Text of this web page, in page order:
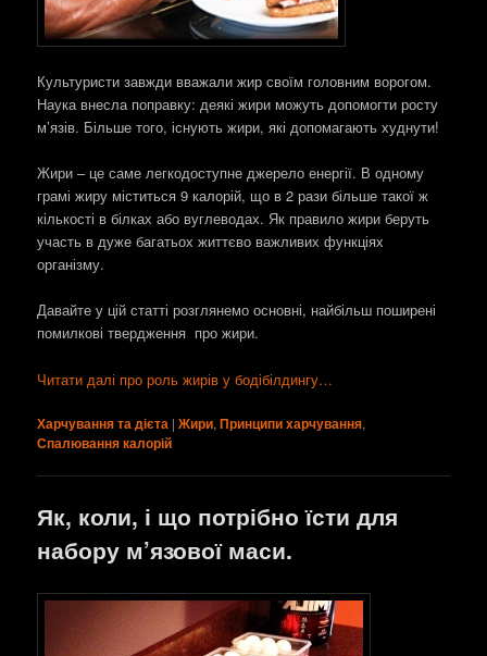
Культуристи завжди вважали жир своїм головним ворогом.
Наука внесла поправку: деякі жири можуть допомогти росту
м’язів. Більше того, існують жири, які допомагають худнути!
Жири – це саме легкодоступне джерело енергії. В одному
грамі жиру міститься 9 калорій, що в 2 рази більше такої ж
кількості в білках або вуглеводах. Як правило жири беруть
участь в дуже багатьох життєво важливих функціях
організму.
Давайте у цій статті розглянемо основні, найбільш поширені
помилкові твердження про жири.
Читати далі про роль жирів у бодібілдингу…
Харчування та дієта |Жири,Принципи харчування,
Спалювання калорій
Як, коли, і що потрібно їсти для
набору м’язової маси.